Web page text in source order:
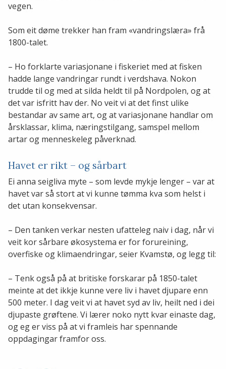
vegen.
Som eit døme trekker han fram «vandringslæra» frå
1800-talet.
– Ho forklarte variasjonane i fiskeriet med at fisken
hadde lange vandringar rundt i verdshava. Nokon
trudde til og med at silda heldt til på Nordpolen, og at
det var isfritt hav der. No veit vi at det finst ulike
bestandar av same art, og at variasjonane handlar om
årsklassar, klima, næringstilgang, samspel mellom
artar og menneskeleg påverknad.
Havet er rikt – og sårbart
Ei anna seigliva myte – som levde mykje lenger – var at
havet var så stort at vi kunne tømma kva som helst i
det utan konsekvensar.
– Den tanken verkar nesten ufatteleg naiv i dag, når vi
veit kor sårbare økosystema er for forureining,
overfiske og klimaendringar, seier Kvamstø, og legg til:
– Tenk også på at britiske forskarar på 1850-talet
meinte at det ikkje kunne vere liv i havet djupare enn
500 meter. I dag veit vi at havet syd av liv, heilt ned i dei
djupaste grøftene. Vi lærer noko nytt kvar einaste dag,
og eg er viss på at vi framleis har spennande
oppdagingar framfor oss.